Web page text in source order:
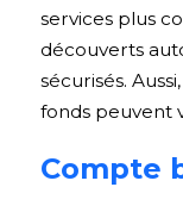
services plus
découverts
sécurisés.
fonds peuvent
Compte